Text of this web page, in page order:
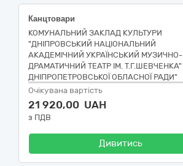
Канцтовари
КОМУНАЛЬНИЙ ЗАКЛАД КУЛЬТУРИ
"ДНІПРОВСЬКИЙ НАЦІОНАЛЬНИЙ
АКАДЕМІЧНИЙ УКРАЇНСЬКИЙ МУЗИЧНО-
ДРАМАТИЧНИЙ ТЕАТР ІМ. Т.Г.ШЕВЧЕНКА"
ДНІПРОПЕТРОВСЬКОЇ ОБЛАСНОЇ РАДИ"
Очікувана вартість
21 920,00 UAH
з ПДВ
Дивитись